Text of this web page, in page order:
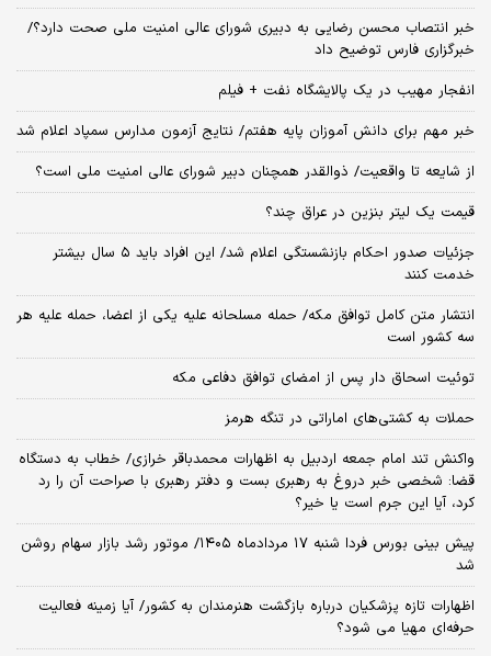
خبر انتصاب محسن رضایی به دبیری شورای عالی امنیت ملی صحت دارد؟/
خبرگزاری فارس توضیح داد
انفجار مهیب در یک پالایشگاه نفت + فیلم
خبر مهم برای دانش آموزان پایه هفتم/ نتایج آزمون مدارس سمپاد اعلام شد
از شایعه تا واقعیت/ ذوالقدر همچنان دبیر شورای ‌عالی امنیت ملی است؟
قیمت یک لیتر بنزین در عراق چند؟
جزئیات صدور احکام بازنشستگی اعلام شد/ این افراد باید ۵ سال بیشتر
خدمت کنند
انتشار متن کامل توافق مکه/ حمله مسلحانه علیه یکی از اعضا، حمله علیه هر
سه کشور است
توئیت اسحاق دار پس از امضای توافق دفاعی مکه
حملات به کشتی‌های اماراتی در تنگه هرمز
واکنش تند امام جمعه اردبیل به اظهارات محمدباقر خرازی/ خطاب به دستگاه
قضا: شخصی خبر دروغ به رهبری بست و دفتر رهبری با صراحت آن را رد
کرد، آیا این جرم است یا خیر؟
پیش بینی بورس فردا شنبه ۱۷ مردادماه ۱۴۰۵/ موتور رشد بازار سهام روشن
شد
اظهارات تازه پزشکیان درباره بازگشت هنرمندان به کشور/ آیا زمینه فعالیت
حرفه‌ای مهیا می شود؟